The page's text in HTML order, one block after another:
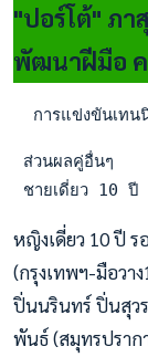
"ปอร์โต้" ภา
พัฒนาฝีมือ ค
การแข่งขันเทน
ส่วนผลคู่อื่นๆ
ชายเดี่ยว 10
หญิงเดี่ยว 10 ปี
(กรุงเทพฯ-มือวา
ปิ่นนรินทร์ ปิ่นสุว
พันธ์ (สมุทรปราก